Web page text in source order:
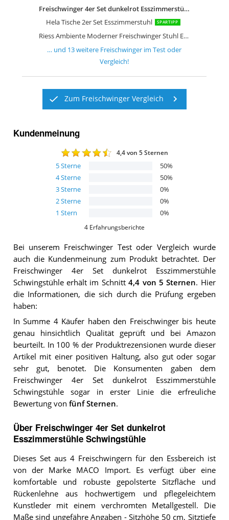
Freischwinger 4er Set dunkelrot Esszimmerstühle Schwingstühle
Hela Tische 2er Set Esszimmerstuhl
SPARTIPP
Riess Ambiente Moderner Freischwinger Stuhl Echtleder
… und 13weitere Freischwinger im Test oder
Vergleich!
Zum Freischwinger Vergleich
Kundenmeinung
4,4von 5 Sternen
5Sterne 50%
4Sterne 50%
3Sterne 0%
2Sterne 0%
1 Stern 0%
4 Erfahrungsberichte
Bei unserem Freischwinger Test oder Vergleich wurde
auch die Kundenmeinung zum Produkt betrachtet. Der
Freischwinger 4er Set dunkelrot Esszimmerstühle
Schwingstühleerhält im Schnitt4,4 von 5 Sternen. Hier
die Informationen, die sich durch die Prüfung ergeben
haben:
In Summe 4 Käufer haben den Freischwinger bis heute
genau hinsichtlich Qualität geprüft und bei Amazon
beurteilt. In 100 % der Produktrezensionen wurde dieser
Artikel mit einer positiven Haltung, also gut oder sogar
sehr gut, benotet. Die Konsumenten gaben dem
Freischwinger 4er Set dunkelrot Esszimmerstühle
Schwingstühle sogar in erster Linie die erfreuliche
Bewertung von fünf Sternen.
Über Freischwinger 4er Set dunkelrot
Esszimmerstühle Schwingstühle
Dieses Set aus 4 Freischwingern für den Essbereich ist
von der Marke MACO Import. Es verfügt über eine
komfortable und robuste gepolsterte Sitzfläche und
Rückenlehne aus hochwertigem und pflegeleichtem
Kunstleder mit einem verchromten Metallgestell. Die
Maße sind ungefähre Angaben - Sitzhöhe 50 cm, Sitztiefe